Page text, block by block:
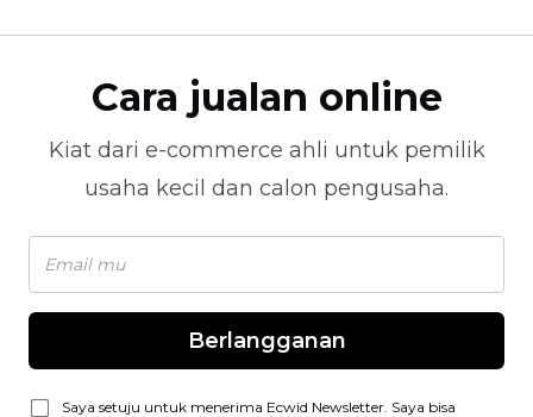
Cara jualan online
Kiat dari e-commerce ahli untuk pemilik
usaha kecil dan calon pengusaha.
Berlangganan
Saya setuju untuk menerima Ecwid Newsletter. Saya bisa